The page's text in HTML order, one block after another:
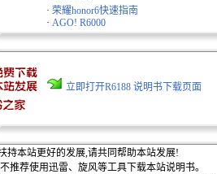
· 荣耀honor6快速指南
· AGO! R6000
立即打开R6188 说明书下载页面
持本站更好的发展,请共同帮助本站发展!
推荐使用迅雷、旋风等工具下载本站说明书。